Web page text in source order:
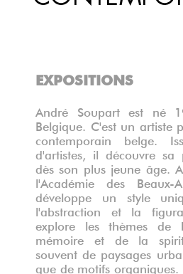
EXPOSITIONS
André Soupart est né
Belgique. C'est un artiste
contemporain belge.
d'artistes, il découvre sa
dès son plus jeune âge.
l'Académie des
développe un style
l'abstraction et la
explore les thèmes
mémoire et de la
souvent de paysages
que de motifs organiques.